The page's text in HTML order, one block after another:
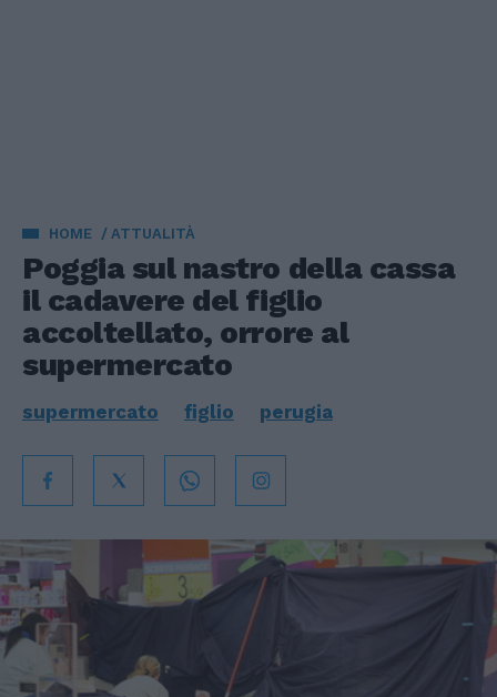
HOME ATTUALITÀ
Poggia sul nastro della cassa
il cadavere del figlio
accoltellato, orrore al
supermercato
supermercato figlio perugia